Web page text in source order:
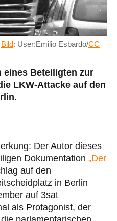
Bild: User:Emilio Esbardo/CC
eines Beteiligten zur
LKW-Attacke auf den
Der Autor dieses
Dokumentation „Der
auf den
in Berlin
auf 3sat
als Protagonist, der